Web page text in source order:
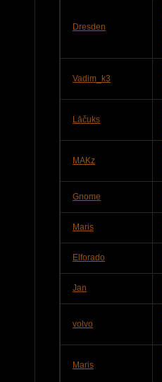
Dresden
Vadim_k3
Lāčuks
MAKz
Gnome
Maris
Elforado
Jan
volvo
Maris